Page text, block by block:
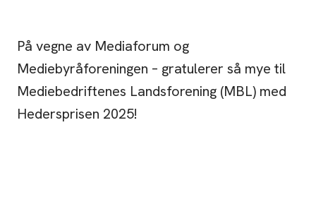
På vegne av Mediaforum og
Mediebyråforeningen – gratulerer så mye til
Mediebedriftenes Landsforening (MBL) med
Hedersprisen 2025!